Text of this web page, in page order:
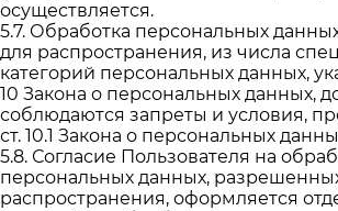
осуществляется.
5.7. Обработка персональных
для распространения, из числа
категорий персональных данных,
10 Закона о персональных данных,
соблюдаются запреты и условия,
ст. 10.1 Закона о персональных
5.8. Согласие Пользователя на
персональных данных,
распространения, оформляется